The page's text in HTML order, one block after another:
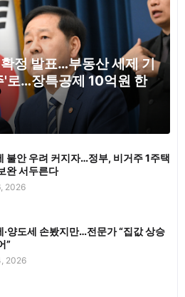
정 발표…부동산 세제 기
'로…장특공제 10억원 한
불안 우려 커지자…정부, 비거주 1주택
완 서두른다
2026
·양도세 손봤지만…전문가 “집값 상승
”
2026